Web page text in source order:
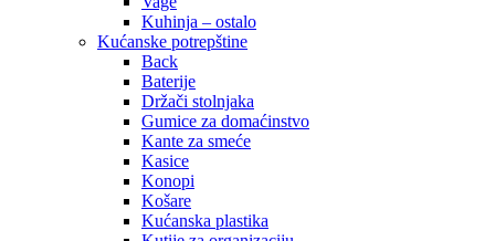
Kuhinja – ostalo
Kućanske potrepštine
Back
Baterije
Držači stolnjaka
Gumice za domaćinstvo
Kante za smeće
Kasice
Konopi
Košare
Kućanska plastika